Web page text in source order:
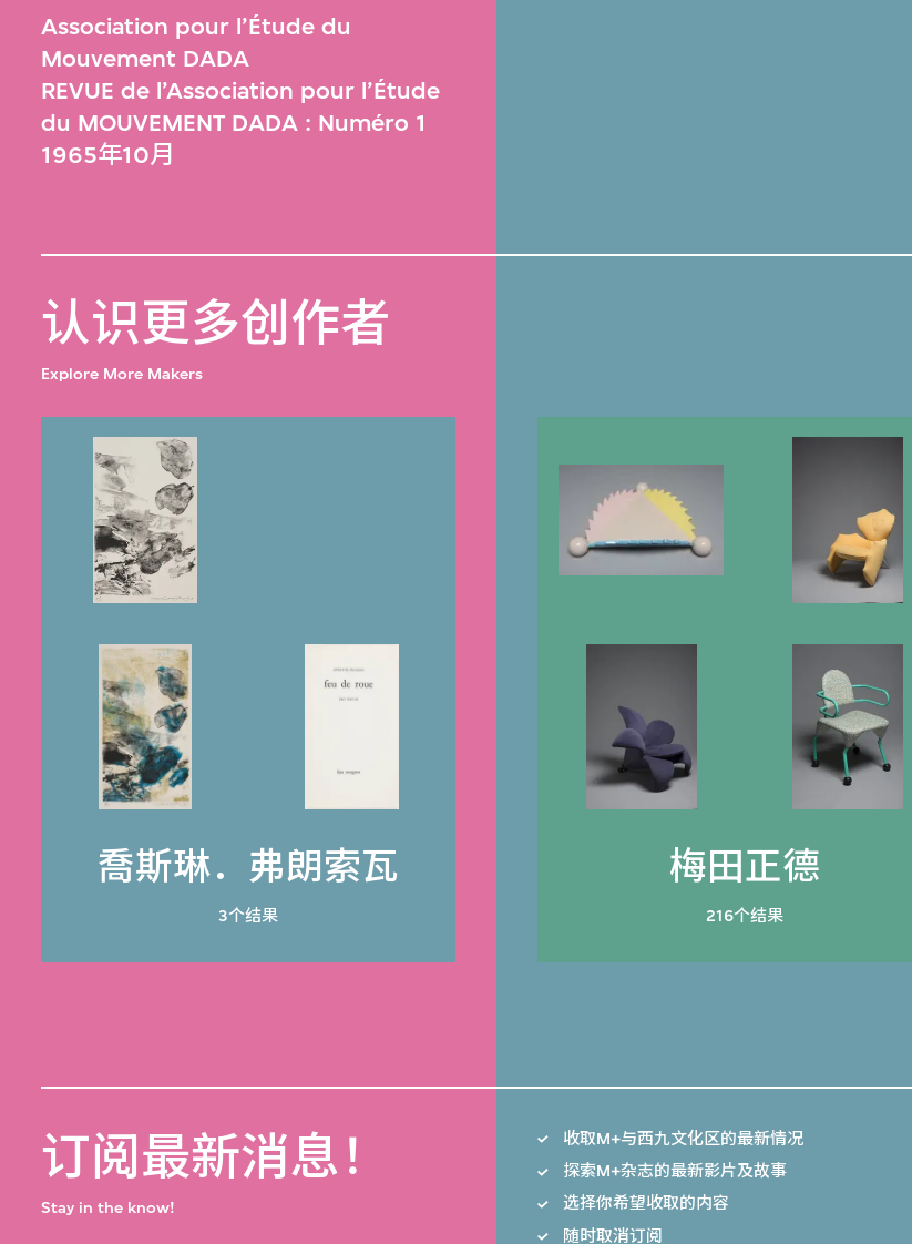
Association pour l’Étude du
Mouvement DADA
REVUE de l’Association pour l’Étude
du MOUVEMENT DADA : Numéro 1
1965年10月
认识更多创作者
Explore More Makers
喬斯琳．弗朗索瓦
3个结果
梅田正德
216个结果
订阅最新消息！
Stay in the know!
收取M+与西九文化区的最新情况
探索M+杂志的最新影片及故事
选择你希望收取的内容
随时取消订阅